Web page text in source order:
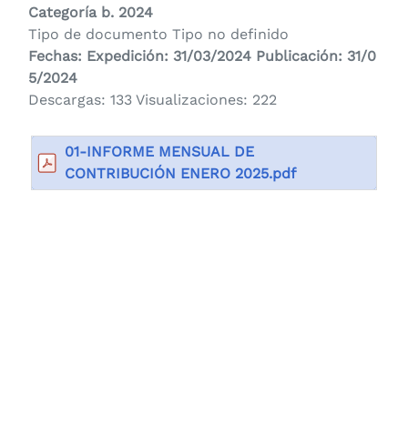
Categoría b. 2024
Tipo de documento Tipo no definido
Fechas: Expedición: 31/03/2024 Publicación: 31/0
5/2024
Descargas: 133 Visualizaciones: 222
01-INFORME MENSUAL DE
CONTRIBUCIÓN ENERO 2025.pdf